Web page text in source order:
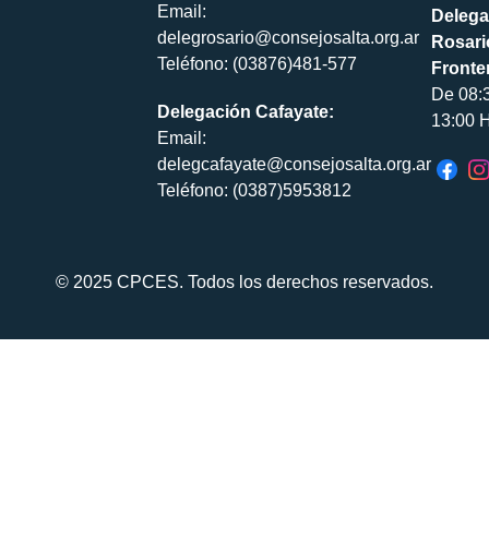
Email:
delegrosario@consejosalta.org.ar
Teléfono: (03876)481-577
Delegación Cafayate:
Email:
delegcafayate@consejosalta.org.ar
Teléfono: (0387)5953812
De
13:00
© 2025 CPCES. Todos los derechos reservados.